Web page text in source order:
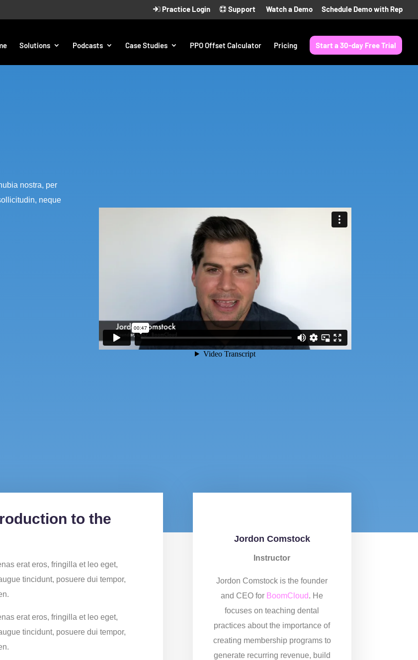
Practice Login Support Watch a Demo Schedule Demo with Rep
Solutions Podcasts Case Studies PPO Offset Calculator Pricing Start a 30-day Free Trial
nostra, per
neque
to the
erat eros, fringilla et leo eget,
tincidunt, posuere dui tempor,
erat eros, fringilla et leo eget,
tincidunt, posuere dui tempor,
Jordon Comstock
Instructor
Jordon Comstock is the founder
and CEO for BoomCloud. He
focuses on teaching dental
practices about the importance of
creating membership programs to
generate recurring revenue, build